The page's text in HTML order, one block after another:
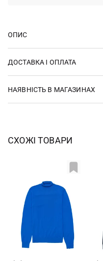
ОПИС
ДОСТАВКА І ОПЛАТА
НАЯВНІСТЬ В МАГАЗИНАХ
СХОЖІ ТОВАРИ